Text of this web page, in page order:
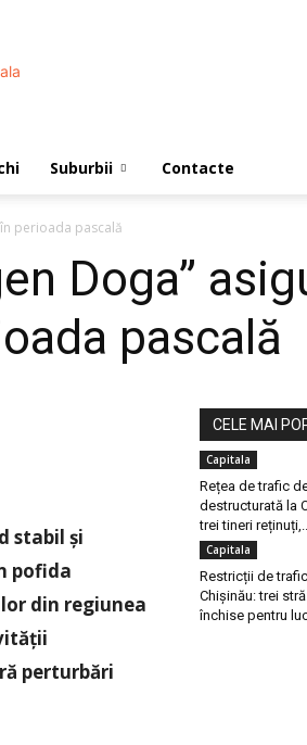
Suburbii Contacte
perioada pascală
Doga”
pascală
stabil și
pofida
din regiunea
perturbări
CELE MAI
Capitala
Rețea de trafic
destructurată la
trei tineri
Capitala
Restricții de
Chișinău: trei
închise pentru